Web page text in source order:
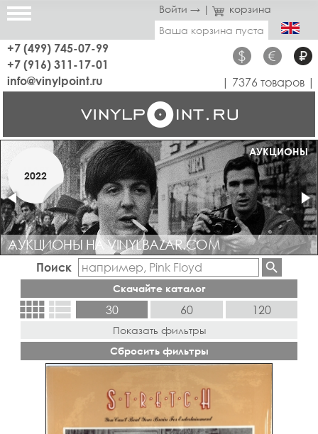
Войти → |
корзина
Ваша корзина пуста
+7 (499) 745-07-99
+7 (916) 311-17-01
$ € ₽
info@vinylpoint.ru | 7376 товаров |
МАГАЗИН ОТКРЫТ
МАРТ
2019
АУКЦИОНЫ
2022
АУКЦИОНЫ НА VINYLBAZAR.COM
Поиск
Скачайте каталог
view_comfyview_list 30 60 120
Показать фильтры
Сбросить фильтры